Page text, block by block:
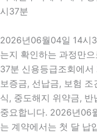
시37분
2026년06월04일 14시
는지 확인하는 과정만
37분 신용등급조회에
보증금, 선납금, 보험
식, 중도해지 위약금,
중요합니다. 2026년06
는 계약에서는 첫 달 납